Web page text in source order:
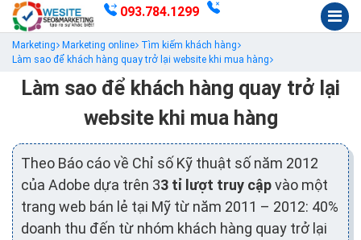
093.784.1299
Marketing Marketing online
Tìm kiếm khách hàng
Làm sao để khách hàng quay trở lại website khi mua hàng
Làm sao để khách hàng quay trở lại
website khi mua hàng
Theo Báo cáo về Chỉ số Kỹ thuật số năm 2012
của Adobe dựa trên 33 tỉ lượt truy cậpvào một
trang web bán lẻ tại Mỹ từ năm 2011 – 2012: 40%
doanh thu đến từ nhóm khách hàng quay trở lại